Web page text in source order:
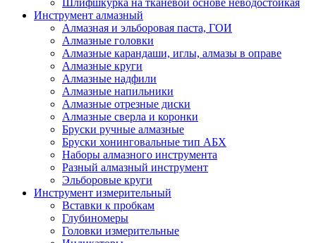
Шлифшкурка на тканевой основе неводостойкая
Инструмент алмазный
Алмазная и эльборовая паста, ГОИ
Алмазные головки
Алмазные карандаши, иглы, алмазы в оправе
Алмазные круги
Алмазные надфили
Алмазные напильники
Алмазные отрезные диски
Алмазные сверла и коронки
Бруски ручные алмазные
Бруски хонинговальные тип АБХ
Наборы алмазного инструмента
Разный алмазный инструмент
Эльборовые круги
Инструмент измерительный
Вставки к пробкам
Глубиномеры
Головки измерительные